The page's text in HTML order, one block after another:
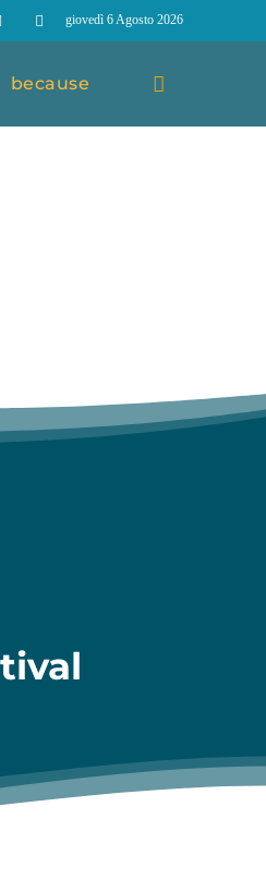
giovedì 6 Agosto 2026
because